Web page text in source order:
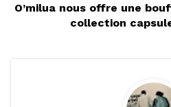
O’milua nous offre une
collection